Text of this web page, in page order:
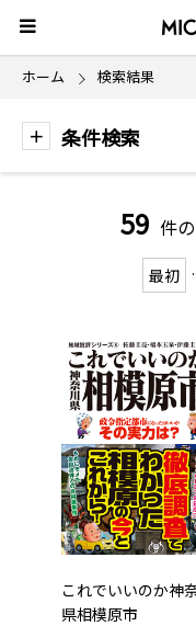
ホーム 検索結果
条件検索
59 件
最初
これでいいのか神
県相模原市